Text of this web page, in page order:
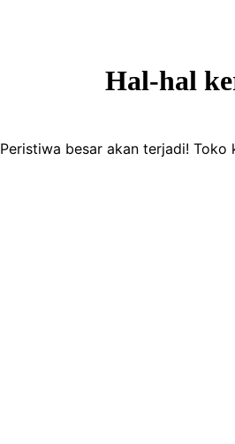
Hal-hal
Peristiwa besar akan terjadi! Toko